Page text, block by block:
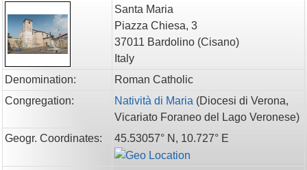
Santa Maria
Piazza Chiesa, 3
37011 Bardolino (Cisano)
Italy
Denomination:
Roman Catholic
Congregation:
Natività di Maria (Diocesi di Verona,
Vicariato Foraneo del Lago Veronese)
Geogr. Coordinates:
45.53057° N, 10.727° E